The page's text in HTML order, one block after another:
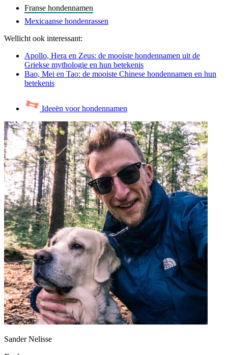
Franse hondennamen
Mexicaanse hondenrassen
Wellicht ook interessant:
Apollo, Hera en Zeus: de mooiste hondennamen uit de
Griekse mythologie en hun betekenis
Bao, Mei en Tao: de mooiste Chinese hondennamen en hun
betekenis
Ideeën voor hondennamen
Sander Nelisse